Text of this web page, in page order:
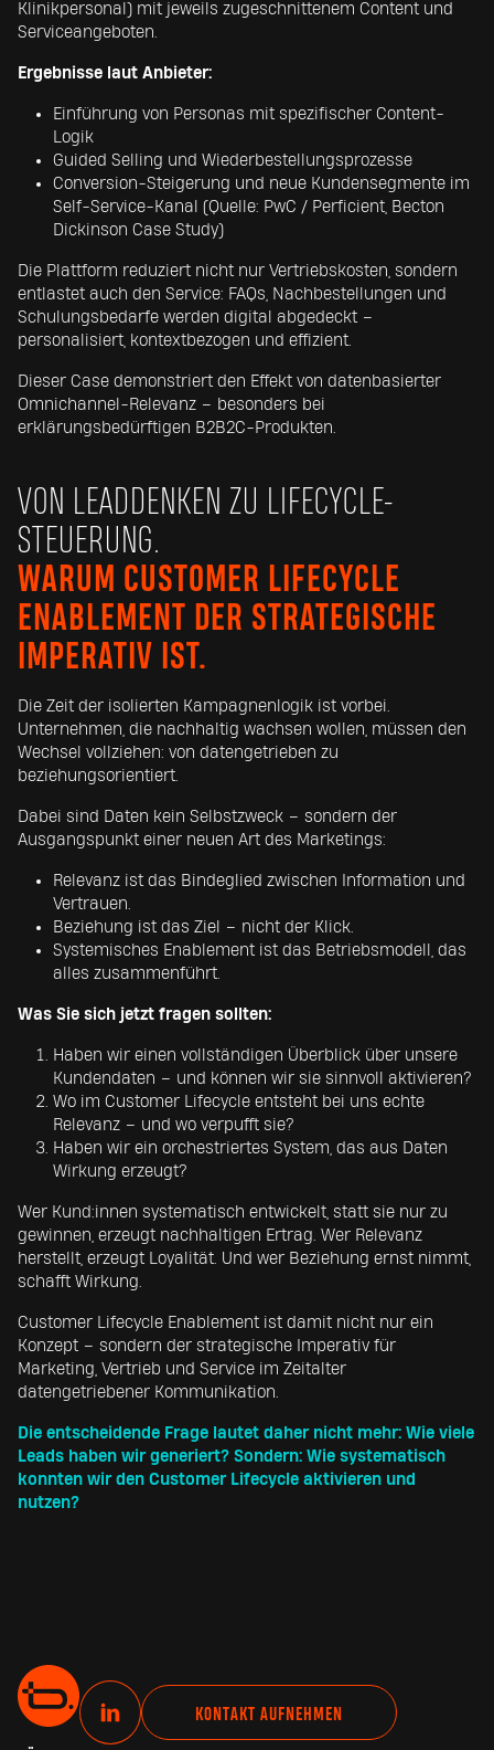
Klinikpersonal) mit jeweils zugeschnittenem Content und
Serviceangeboten.
Ergebnisse laut Anbieter:
Einführung von Personas mit spezifischer Content-
Logik
Guided Selling und Wiederbestellungsprozesse
Conversion-Steigerung und neue Kundensegmente im
Self-Service-Kanal (Quelle: PwC / Perficient, Becton
Dickinson Case Study)
Die Plattform reduziert nicht nur Vertriebskosten, sondern
entlastet auch den Service: FAQs, Nachbestellungen und
Schulungsbedarfe werden digital abgedeckt –
personalisiert, kontextbezogen und effizient.
Dieser Case demonstriert den Effekt von datenbasierter
Omnichannel-Relevanz – besonders bei
erklärungsbedürftigen B2B2C-Produkten.
VON LEADDENKEN ZU LIFECYCLE-
STEUERUNG.
WARUM CUSTOMER LIFECYCLE
ENABLEMENT DER STRATEGISCHE
IMPERATIV IST.
Die Zeit der isolierten Kampagnenlogik ist vorbei.
Unternehmen, die nachhaltig wachsen wollen, müssen den
Wechsel vollziehen: von datengetrieben zu
beziehungsorientiert.
Dabei sind Daten kein Selbstzweck – sondern der
Ausgangspunkt einer neuen Art des Marketings:
Relevanz ist das Bindeglied zwischen Information und
Vertrauen.
Beziehung ist das Ziel – nicht der Klick.
Systemisches Enablement ist das Betriebsmodell, das
alles zusammenführt.
Was Sie sich jetzt fragen sollten:
Haben wir einen vollständigen Überblick über unsere
Kundendaten – und können wir sie sinnvoll aktivieren?
Wo im Customer Lifecycle entsteht bei uns echte
Relevanz – und wo verpufft sie?
Haben wir ein orchestriertes System, das aus Daten
Wirkung erzeugt?
Wer Kund:innen systematisch entwickelt, statt sie nur zu
gewinnen, erzeugt nachhaltigen Ertrag. Wer Relevanz
herstellt, erzeugt Loyalität. Und wer Beziehung ernst nimmt,
schafft Wirkung.
Customer Lifecycle Enablement ist damit nicht nur ein
Konzept – sondern der strategische Imperativ für
Marketing, Vertrieb und Service im Zeitalter
datengetriebener Kommunikation.
Die entscheidende Frage lautet daher nicht mehr: Wie viele
Leads haben wir generiert? Sondern: Wie systematisch
konnten wir den Customer Lifecycle aktivieren und
nutzen?
i
KONTAKT AUFNEHMEN